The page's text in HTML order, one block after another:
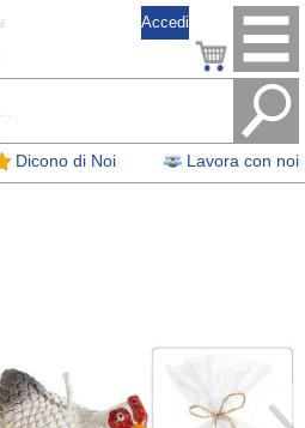
Dicono di Noi Lavora con noi